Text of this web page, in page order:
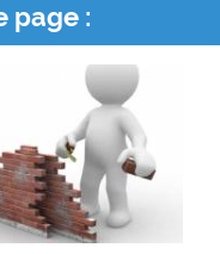
page :